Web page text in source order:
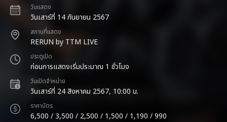
วันแสดง
วันเสาร์ที่ 14 กันยายน 2567
สถานที่แสดง
RERUN by TTM LIVE
ประตูเปิด
ก่อนการแสดงเริ่มประมาณ 1 ชั่วโมง
วันเปิดจำหน่าย
วันเสาร์ที่ 24 สิงหาคม 2567, 10:00 น.
ราคาบัตร
6,500 / 3,500 / 2,500 / 1,500 / 1,190 / 990